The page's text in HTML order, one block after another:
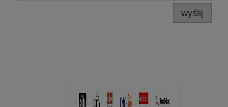
wyślij